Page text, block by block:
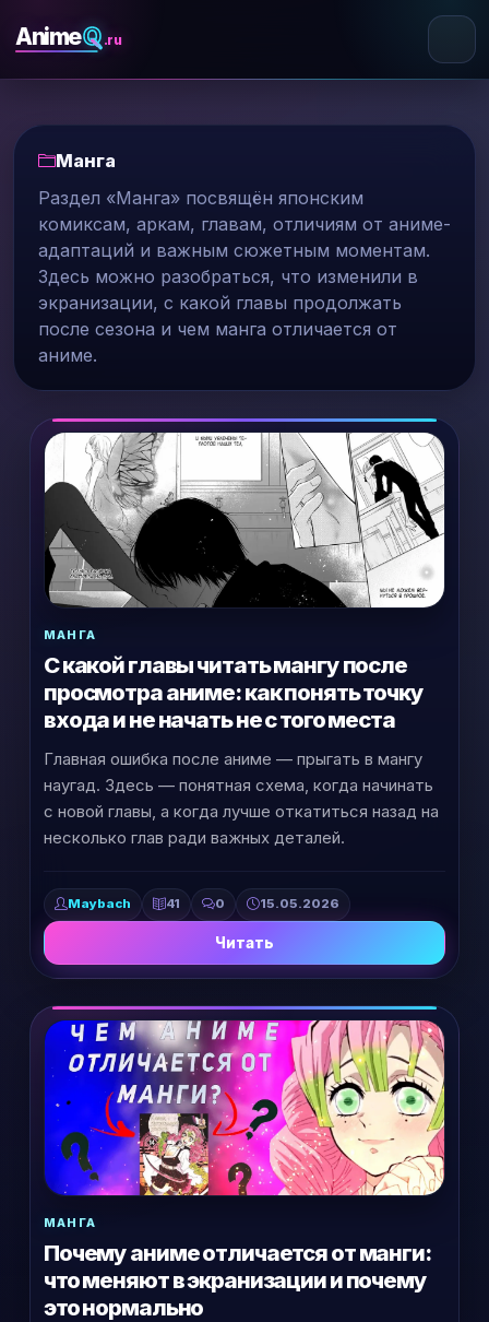
AnimeQ .ru
Манга
Раздел «Манга» посвящён японским
комиксам, аркам, главам, отличиям от аниме-
адаптаций и важным сюжетным моментам.
Здесь можно разобраться, что изменили в
экранизации, с какой главы продолжать
после сезона и чем манга отличается от
аниме.
МАНГА
С какой главы читать мангу после
просмотра аниме: как понять точку
входа и не начать не с того места
Главная ошибка после аниме — прыгать в мангу
наугад. Здесь — понятная схема, когда начинать
с новой главы, а когда лучше откатиться назад на
несколько глав ради важных деталей.
Maybach 41 0 15.05.2026
Читать
МАНГА
Почему аниме отличается от манги:
что меняют в экранизации и почему
это нормально